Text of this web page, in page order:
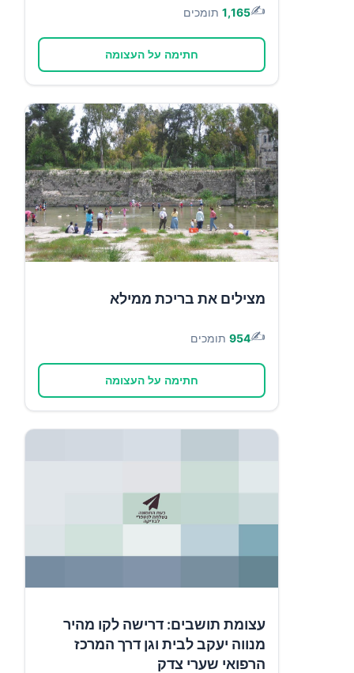
✍️
1,165 תומכים
חתימה על העצומה
מצילים את בריכת ממילא
✍️
954 תומכים
חתימה על העצומה
עצומת תושבים: דרישה לקו מהיר
מנווה יעקב לבית וגן דרך המרכז
הרפואי שערי צדק